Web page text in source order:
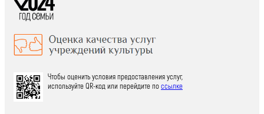
Чтобы оценить условия предоставления услуг,
используйте QR-код или перейдите поссылке